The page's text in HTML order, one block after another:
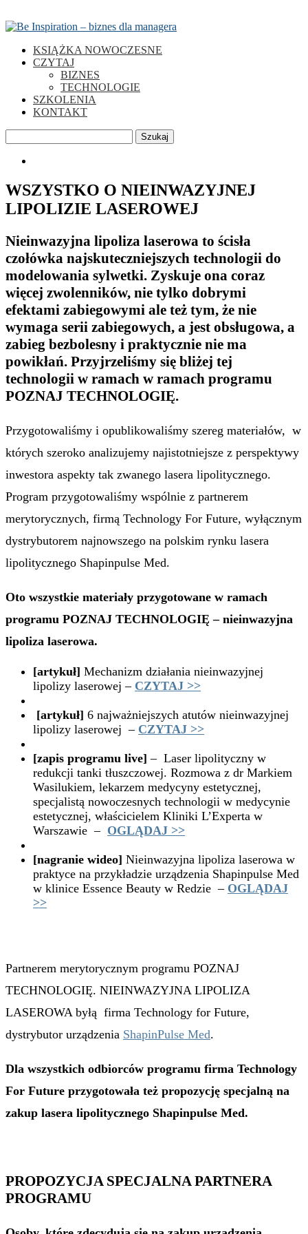
KSIĄŻKA NOWOCZESNE
CZYTAJ
BIZNES
TECHNOLOGIE
SZKOLENIA
KONTAKT
Szukaj
WSZYSTKO O NIEINWAZYJNEJ
LIPOLIZIE LASEROWEJ
Nieinwazyjna lipoliza laserowa to ścisła
czołówka najskuteczniejszych technologii do
modelowania sylwetki. Zyskuje ona coraz
więcej zwolenników, nie tylko dobrymi
efektami zabiegowymi ale też tym, że nie
wymaga serii zabiegowych, a jest obsługowa, a
zabieg bezbolesny i praktycznie nie ma
powikłań. Przyjrzeliśmy się bliżej tej
technologii w ramach w ramach programu
POZNAJ TECHNOLOGIĘ.
Przygotowaliśmy i opublikowaliśmy szereg materiałów, w
których szeroko analizujemy najistotniejsze z perspektywy
inwestora aspekty tak zwanego lasera lipolitycznego.
Program przygotowaliśmy wspólnie z partnerem
merytorycznych, firmą Technology For Future, wyłącznym
dystrybutorem najnowszego na polskim rynku lasera
lipolitycznego Shapinpulse Med.
Oto wszystkie materiały przygotowane w ramach
programu POZNAJ TECHNOLOGIĘ – nieinwazyjna
lipoliza laserowa.
[artykuł] Mechanizm działania nieinwazyjnej
lipolizy laserowej – CZYTAJ >>
[artykuł] 6 najważniejszych atutów nieinwazyjnej
lipolizy laserowej – CZYTAJ >>
[zapis programu live] – Laser lipolityczny w
redukcji tanki tłuszczowej. Rozmowa z dr Markiem
Wasilukiem, lekarzem medycyny estetycznej,
specjalistą nowoczesnych technologii w medycynie
estetycznej, właścicielem Kliniki L’Experta w
Warszawie – OGLĄDAJ >>
[nagranie wideo] Nieinwazyjna lipoliza laserowa w
praktyce na przykładzie urządzenia Shapinpulse Med
w klinice Essence Beauty w Redzie – OGLĄDAJ
>>
Partnerem merytorycznym programu POZNAJ
TECHNOLOGIĘ. NIEINWAZYJNA LIPOLIZA
LASEROWA byłą firma Technology for Future,
dystrybutor urządzenia ShapinPulse Med.
Dla wszystkich odbiorców programu firma Technology
For Future przygotowała też propozycję specjalną na
zakup lasera lipolitycznego Shapinpulse Med.
PROPOZYCJA SPECJALNA PARTNERA
PROGRAMU